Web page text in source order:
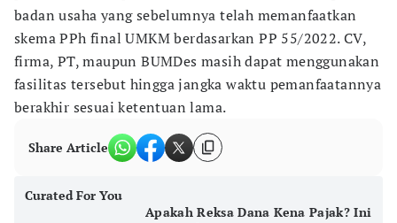
badan usaha yang sebelumnya telah memanfaatkan
skema PPh final UMKM berdasarkan PP 55/2022. CV,
firma, PT, maupun BUMDes masih dapat menggunakan
fasilitas tersebut hingga jangka waktu pemanfaatannya
berakhir sesuai ketentuan lama.
Share Article
Curated For You
Apakah Reksa Dana Kena Pajak? Ini